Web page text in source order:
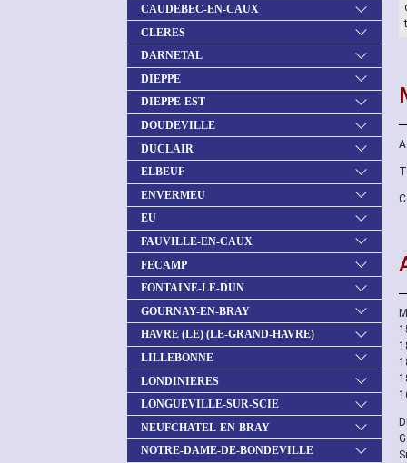
CAUDEBEC-EN-CAUX
CLERES
DARNETAL
DIEPPE
DIEPPE-EST
DOUDEVILLE
DUCLAIR
ELBEUF
ENVERMEU
EU
FAUVILLE-EN-CAUX
FECAMP
FONTAINE-LE-DUN
GOURNAY-EN-BRAY
HAVRE (LE) (LE-GRAND-HAVRE)
LILLEBONNE
LONDINIERES
LONGUEVILLE-SUR-SCIE
NEUFCHATEL-EN-BRAY
NOTRE-DAME-DE-BONDEVILLE